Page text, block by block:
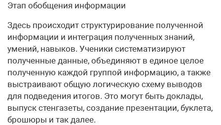
Этап обобщения информации
Здесь происходит структурирование полученной
информации и интеграция полученных знаний,
умений, навыков. Ученики систематизируют
полученные данные, объединяют в единое целое
полученную каждой группой информацию, а также
выстраивают общую логическую схему выводов
для подведения итогов. Это могут быть доклады,
выпуск стенгазеты, создание презентации, буклета,
брошюры и так далее.